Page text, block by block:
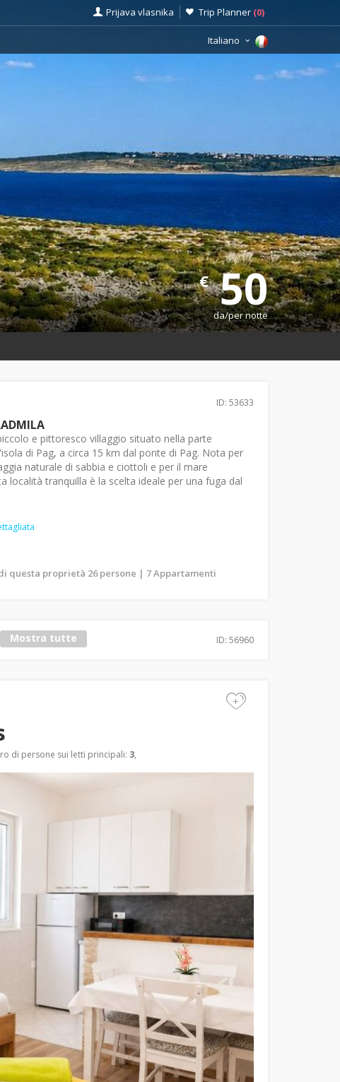
Prijava vlasnika Trip Planner (0)
Italiano
€50
da/per notte
ID: 53633
e pittoresco villaggio situato nella parte
di Pag, a circa 15 km dal ponte di Pag. Nota per
naturale di sabbia e ciottoli e per il mare
località tranquilla è la scelta ideale per una fuga dal
questa proprietà 26 persone | 7 Appartamenti
Mostra tutte ID: 56960
+
di persone sui letti principali: 3,